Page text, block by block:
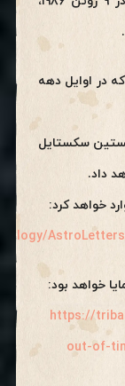
در اوایل دهه
۲۰۲۶ (3 مرداد 1405)، نخستین سکستایل
داد.
خواهد کرد:
خواهد بود:
https://
out-of-